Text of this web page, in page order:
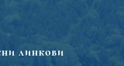
линкови